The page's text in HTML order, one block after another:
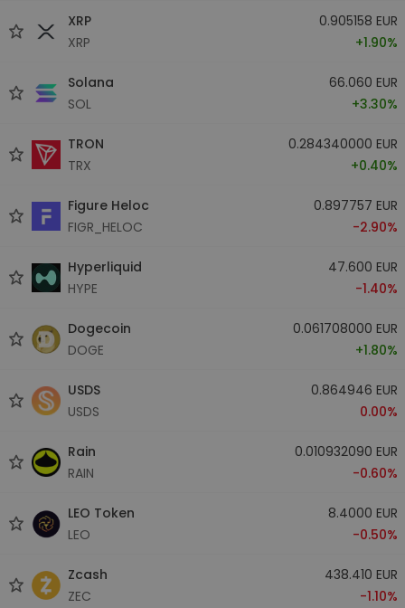
XRP
XRP
0.905158 EUR
+1.90%
Solana
SOL
66.060 EUR
+3.30%
TRON
TRX
0.284340000 EUR
+0.40%
Figure Heloc
FIGR_HELOC
0.897757 EUR
-2.90%
Hyperliquid
HYPE
47.600 EUR
-1.40%
Dogecoin
DOGE
0.061708000 EUR
+1.80%
USDS
USDS
0.864946 EUR
0.00%
Rain
RAIN
0.010932090 EUR
-0.60%
LEO Token
LEO
8.4000 EUR
-0.50%
Zcash
ZEC
438.410 EUR
-1.10%